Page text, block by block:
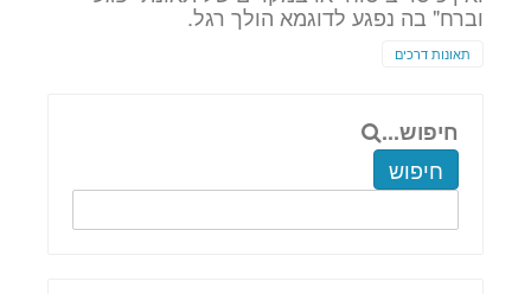
וברח" בה נפגע לדוגמא הולך רגל.
תאונות דרכים
חיפוש...
חיפוש